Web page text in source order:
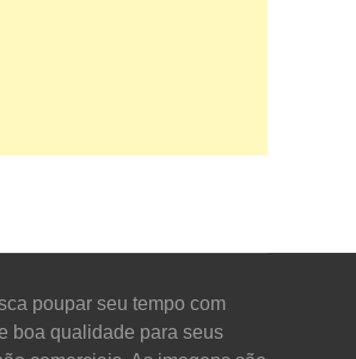
poupar seu tempo com
boa qualidade para seus